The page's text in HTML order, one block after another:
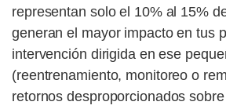
representan solo el 10% al 15%
generan el mayor impacto en tus
intervención dirigida en ese
(reentrenamiento, monitoreo o
retornos desproporcionados